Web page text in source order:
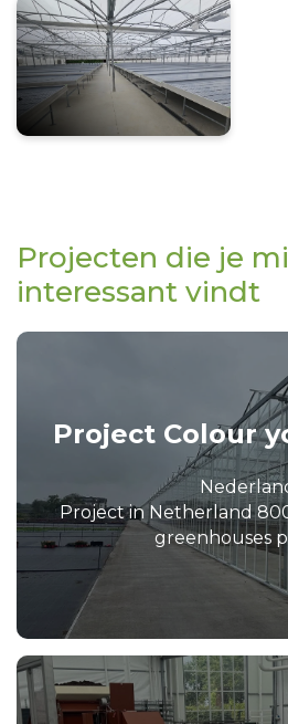
Projecten die je
interessant vindt
Project Colour
Project in Netherland
greenhouses